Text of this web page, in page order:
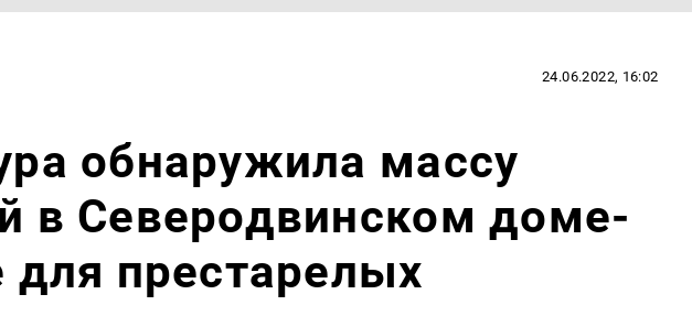
24.06.2022, 16:02
обнаружила массу
в Северодвинском доме-
для престарелых